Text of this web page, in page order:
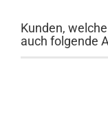
Kunden,
auch folgende